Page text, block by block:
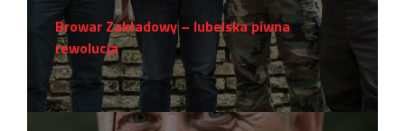
Browar Zakładowy – lubelska piwna
rewolucja